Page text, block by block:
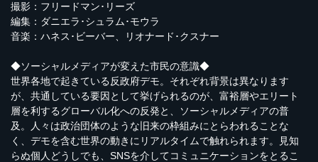
撮影：フリードマン･リーズ
編集：ダニエラ･シュラム･モウラ
音楽：ハネス･ビーバー、リオナード･クスナー
◆ソーシャルメディアが変えた市民の意識◆
世界各地で起きている反政府デモ。それぞれ背景は異なります
が、共通している要因として挙げられるのが、富裕層やエリート
層を利するグローバル化への反発と、ソーシャルメディアの普
及。人々は政治団体のような旧来の枠組みにとらわれることな
く、デモを含む世界の動きにリアルタイムで触れられます。見知
らぬ個人どうしでも、SNSを介してコミュニケーションをとるこ